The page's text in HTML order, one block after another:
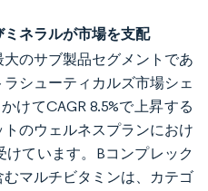
ネラルが市場を支配
のサブ製品セグメントであ
シューティカルズ市場シェ
けてCAGR 8.5%で上昇する
のウェルネスプランにおけ
ています。Bコンプレック
マルチビタミンは、カテゴ